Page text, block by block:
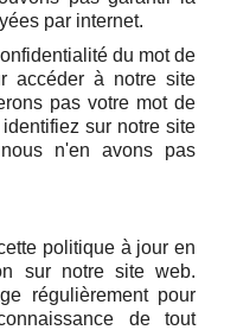
par internet.
du mot de
accéder à notre site
pas votre mot de
sur notre site
n'en avons pas
politique à jour en
sur notre site web.
régulièrement pour
de tout